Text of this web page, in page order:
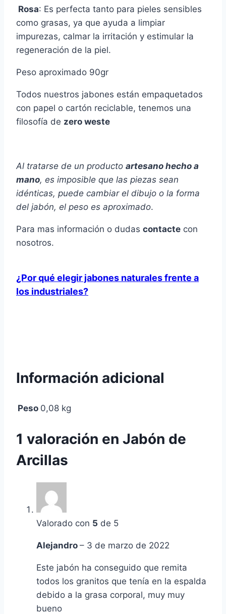
Rosa: Es perfecta tanto para pieles sensibles
como grasas, ya que ayuda a limpiar
impurezas, calmar la irritación y estimular la
regeneración de la piel.
Peso aproximado 90gr
Todos nuestros jabones están empaquetados
con papel o cartón reciclable, tenemos una
filosofía de zero weste
Al tratarse de un producto artesano hecho a
mano, es imposible que las piezas sean
idénticas, puede cambiar el dibujo o la forma
del jabón, el peso es aproximado.
Para mas información o dudas contacte con
nosotros.
¿Por qué elegir jabones naturales frente a
los industriales?
Información adicional
Peso 0,08 kg
1 valoración en Jabón de
Arcillas
Valorado con 5 de 5
Alejandro – 3 de marzo de 2022
Este jabón ha conseguido que remita
todos los granitos que tenía en la espalda
debido a la grasa corporal, muy muy
bueno